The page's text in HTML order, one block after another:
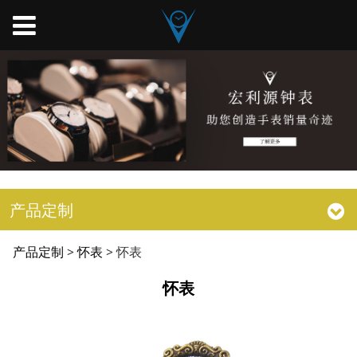
产品定制
怀表
产品定制 >怀表 >怀表
怀表